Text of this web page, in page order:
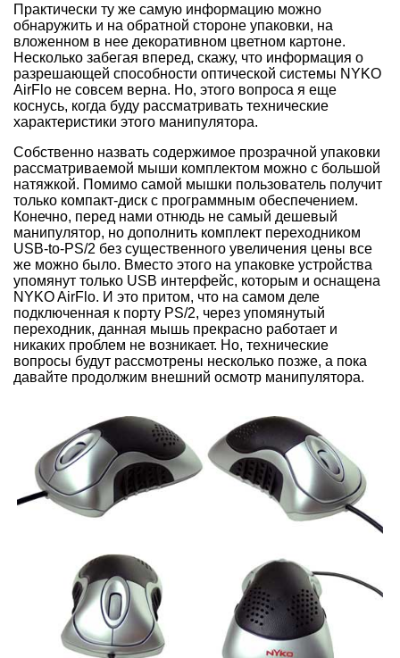
Практически ту же самую информацию можно
обнаружить и на обратной стороне упаковки, на
вложенном в нее декоративном цветном картоне.
Несколько забегая вперед, скажу, что информация о
разрешающей способности оптической системы NYKO
AirFlo не совсем верна. Но, этого вопроса я еще
коснусь, когда буду рассматривать технические
характеристики этого манипулятора.
Собственно назвать содержимое прозрачной упаковки
рассматриваемой мыши комплектом можно с большой
натяжкой. Помимо самой мышки пользователь получит
только компакт-диск с программным обеспечением.
Конечно, перед нами отнюдь не самый дешевый
манипулятор, но дополнить комплект переходником
USB-to-PS/2 без существенного увеличения цены все
же можно было. Вместо этого на упаковке устройства
упомянут только USB интерфейс, которым и оснащена
NYKO AirFlo. И это притом, что на самом деле
подключенная к порту PS/2, через упомянутый
переходник, данная мышь прекрасно работает и
никаких проблем не возникает. Но, технические
вопросы будут рассмотрены несколько позже, а пока
давайте продолжим внешний осмотр манипулятора.